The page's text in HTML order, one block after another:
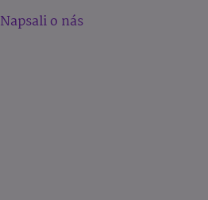
Napsali o nás